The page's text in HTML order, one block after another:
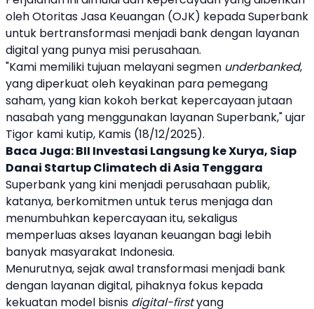
oleh Otoritas Jasa Keuangan (OJK) kepadaSuperbank
untuk bertransformasi menjadi bank dengan layanan
digital yang punya misi perusahaan.
"Kami memiliki tujuan melayani segmen underbanked,
yang diperkuat oleh keyakinan para pemegang
saham, yang kian kokoh berkat kepercayaan jutaan
nasabah yang menggunakan layananSuperbank," ujar
Tigor kami kutip, Kamis (18/12/2025).
Baca Juga:BII Investasi Langsung ke Xurya, Siap
Danai Startup Climatech di Asia Tenggara
Superbankyang kini menjadi perusahaan publik,
katanya, berkomitmen untuk terus menjaga dan
menumbuhkan kepercayaan itu, sekaligus
memperluas akses layanan keuangan bagi lebih
banyak masyarakat Indonesia.
Menurutnya, sejak awal transformasi menjadi bank
dengan layanan digital, pihaknya fokus kepada
kekuatan model bisnis digital-firstyang